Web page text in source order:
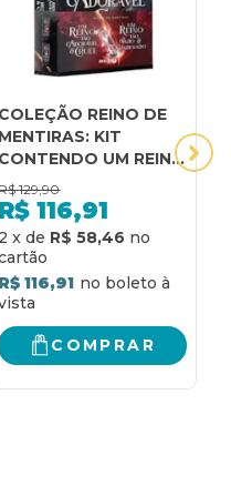
COLEÇÃO REINO DE
MENTIRAS: KIT
CONTENDO UM REINO
TÃO ADORÁVEL E
CRUEL + UM REINO
TÃO VAZIO E
CONDENADO
129,90
R$ 116,91
2 x de R$ 58,46
R$ 116,91
COMPRAR